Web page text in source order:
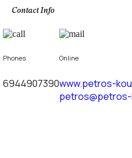
Contact Info
Phones
6944907390
Online
www.petros-